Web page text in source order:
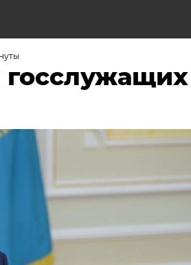
госслужащих